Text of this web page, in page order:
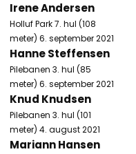
Irene Andersen
Holluf Park 7. hul (108
meter) 6. september 2021
Hanne Steffensen
Pilebanen 3. hul (85
meter) 6. september 2021
Knud Knudsen
Pilebanen 3. hul (101
meter) 4. august 2021
Mariann Hansen